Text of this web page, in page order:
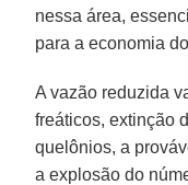
nessa área,
para a economia
A vazão reduzida
freáticos, extinção
quelônios, a
a explosão do